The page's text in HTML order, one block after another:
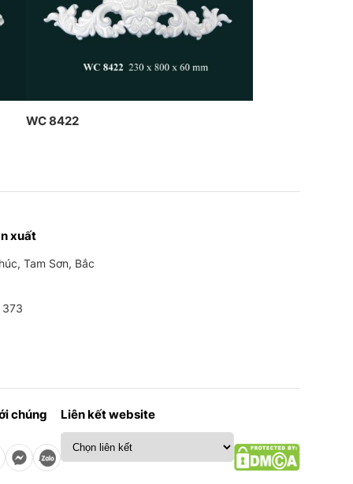
WC 8422
xuất
Tam Sơn, Bắc
373
chúng Liên kết website